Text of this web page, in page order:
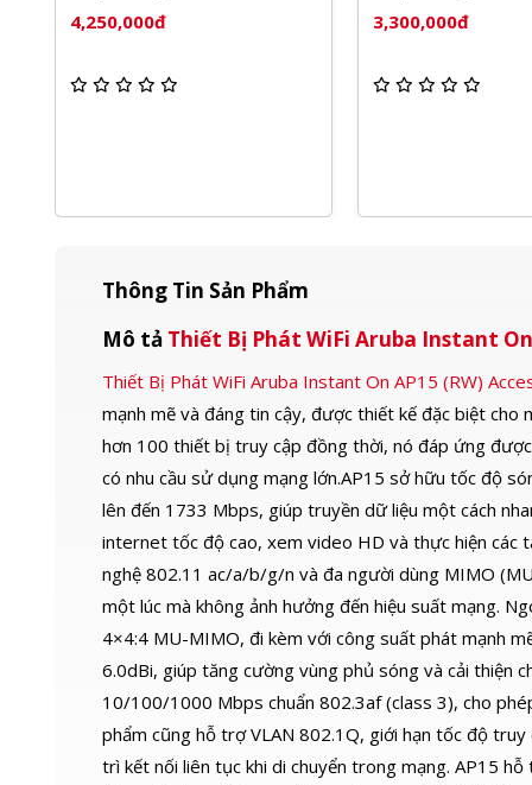
3,300,000đ
Thiết bị cân
3,250,000đ
Thông Tin Sản Phẩm
Mô tả Thiết Bị Phát WiFi Aruba Instant On
Thiết Bị Phát WiFi Aruba Instant On AP15 (RW)
mạnh mẽ và đáng tin cậy, được thiết kế đặc biệt
hơn 100 thiết bị truy cập đồng thời, nó đáp ứng
có nhu cầu sử dụng mạng lớn.AP15 sở hữu tốc độ
lên đến 1733 Mbps, giúp truyền dữ liệu một cách
internet tốc độ cao, xem video HD và thực hiện các
nghệ 802.11 ac/a/b/g/n và đa người dùng MIMO
một lúc mà không ảnh hưởng đến hiệu suất mạng.
4×4:4 MU-MIMO, đi kèm với công suất phát mạnh
6.0dBi, giúp tăng cường vùng phủ sóng và cải thiện
10/100/1000 Mbps chuẩn 802.3af (class 3), cho
phẩm cũng hỗ trợ VLAN 802.1Q, giới hạn tốc độ
trì kết nối liên tục khi di chuyển trong mạng. AP15